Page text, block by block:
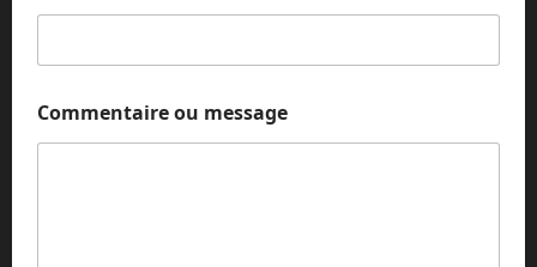
*
N
Commentaire ou message